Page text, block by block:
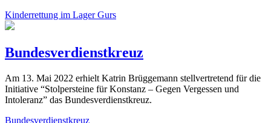
Kinderrettung im Lager Gurs
Bundesverdienstkreuz
Am 13. Mai 2022 erhielt Katrin Brüggemann stellvertretend für die
Initiative “Stolpersteine für Konstanz – Gegen Vergessen und
Intoleranz” das Bundesverdienstkreuz.
Bundesverdienstkreuz